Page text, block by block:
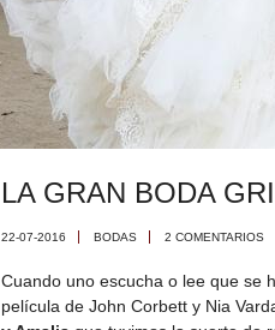
LA GRAN BODA
22-07-2016 BODAS 2 COMENTARIOS
Cuando uno escucha o lee que se
película de John Corbett y Nia